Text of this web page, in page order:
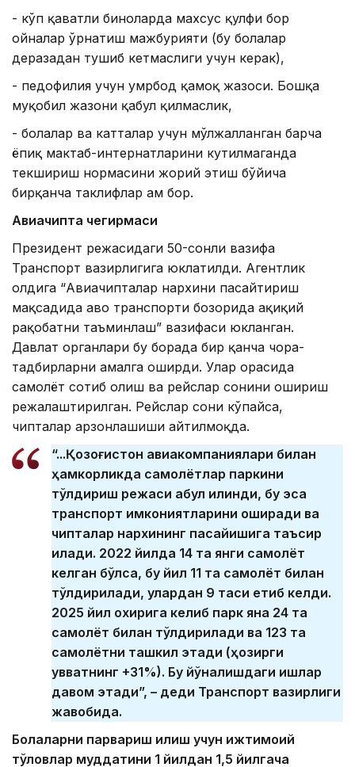
- кўп қаватли биноларда махсус қулфи бор
ойналар ўрнатиш мажбурияти (бу болалар
деразадан тушиб кетмаслиги учун керак),
- педофилия учун умрбод қамоқ жазоси. Бошқа
муқобил жазони қабул қилмаслик,
- болалар ва катталар учун мўлжалланган барча
ёпиқ мактаб-интернатларини кутилмаганда
текшириш нормасини жорий этиш бўйича
бирқанча таклифлар ҳам бор.
Авиачипта чегирмаси
Президент режасидаги 50-сонли вазифа
Транспорт вазирлигига юклатилди. Агентлик
олдига “Авиачипталар нархини пасайтириш
мақсадида ҳаво транспорти бозорида ҳақиқий
рақобатни таъминлаш” вазифаси юкланган.
Давлат органлари бу борада бир қанча чора-
тадбирларни амалга оширди. Улар орасида
самолёт сотиб олиш ва рейслар сонини ошириш
режалаштирилган. Рейслар сони кўпайса,
чипталар арзонлашиши айтилмоқда.
“...Қозоғистон авиакомпаниялари билан
ҳамкорликда самолётлар паркини
тўлдириш режаси қабул қилинди, бу эса
транспорт имкониятларини оширади ва
чипталар нархининг пасайишига таъсир
қилади. 2022 йилда 14 та янги самолёт
келган бўлса, бу йил 11 та самолёт билан
тўлдирилади, улардан 9 таси етиб келди.
2025 йил охирига келиб парк яна 24 та
самолёт билан тўлдирилади ва 123 та
самолётни ташкил этади (ҳозирги
қувватнинг +31%). Бу йўналишдаги ишлар
давом этади”, – деди Транспорт вазирлиги
жавобида.
Болаларни парвариш қилиш учун ижтимоий
тўловлар муддатини 1 йилдан 1,5 йилгача